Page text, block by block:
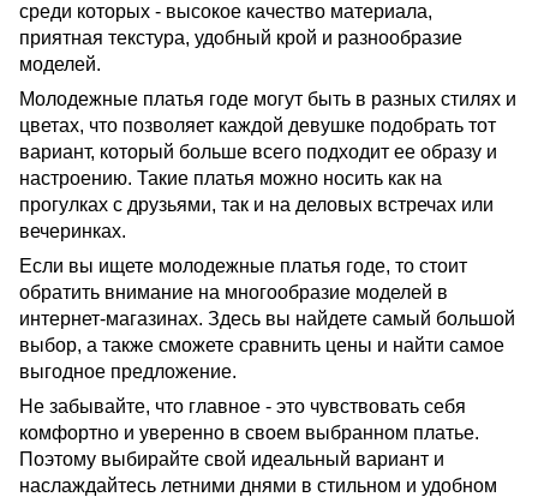
среди которых - высокое качество материала,
приятная текстура, удобный крой и разнообразие
моделей.
Молодежные платья годе могут быть в разных стилях и
цветах, что позволяет каждой девушке подобрать тот
вариант, который больше всего подходит ее образу и
настроению. Такие платья можно носить как на
прогулках с друзьями, так и на деловых встречах или
вечеринках.
Если вы ищете молодежные платья годе, то стоит
обратить внимание на многообразие моделей в
интернет-магазинах. Здесь вы найдете самый большой
выбор, а также сможете сравнить цены и найти самое
выгодное предложение.
Не забывайте, что главное - это чувствовать себя
комфортно и уверенно в своем выбранном платье.
Поэтому выбирайте свой идеальный вариант и
наслаждайтесь летними днями в стильном и удобном